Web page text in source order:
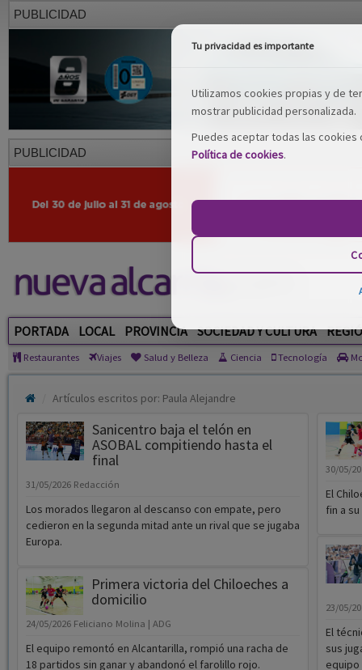
PUBLICIDAD
PUBLICIDAD
PORTADA LOCAL PROVINCIA SOCIEDAD Y CULTURA
Restaurantes Viajes Salud y Belleza Ciencia Tecnología
Artículos escritos por: Paula Alejandre
Sanicentro baja el telón en
ASOBAL compitiendo hasta el
final
31/05/2026 Redacción
Los morados llegaron al descanso con empate, pero
cedieron en la segunda mitad ante un rival que se jugaba
Europa.
Primera victoria del Chiloeches a
domicilio
24/05/2026 Feliciano Molina | ADG
El equipo remontó en Alcantarilla, rompió una racha de
18 partidos sin ganar y abandonó el farolillo rojo.
30/05/
El
fin a
23/05/
El
sus
equipo
Tu privacidad es importante
Utilizamos cookies propias y de
mostrar publicidad personalizada.
Puedes aceptar todas las
Política de cookies.